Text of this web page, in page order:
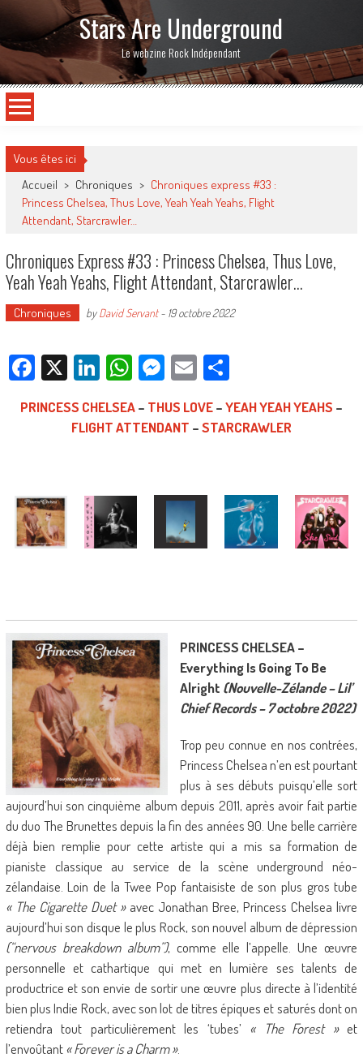
Stars Are Underground
Le webzine Rock Indépendant
Vous êtes ici
Accueil > Chroniques > Chroniques express #33 :
Princess Chelsea, Thus Love, Yeah Yeah Yeahs, Flight
Attendant, Starcrawler…
Chroniques Express #33 : Princess Chelsea, Thus Love,
Yeah Yeah Yeahs, Flight Attendant, Starcrawler…
Chroniques byDavid Servant- 19 octobre 2022
Facebook
X LinkedIn
WhatsApp
Messenger
EmailPartager
PRINCESS CHELSEA– THUS LOVE–YEAH YEAH YEAHS –
FLIGHT ATTENDANT –STARCRAWLER
PRINCESS CHELSEA –
Everything Is Going To Be
Alright (Nouvelle-Zélande – Lil’
Chief Records – 7 octobre 2022)
Trop peu connue en nos contrées,
Princess Chelsea n’en est pourtant
plus à ses débuts puisqu’elle sort
aujourd’hui son cinquième album depuis 2011, après avoir fait partie
du duo The Brunettes depuis la fin des années 90. Une belle carrière
déjà bien remplie pour cette artiste qui a mis sa formation de
pianiste classique au service de la scène underground néo-
zélandaise. Loin de la Twee Pop fantaisiste de son plus gros tube
« The Cigarette Duet »avec Jonathan Bree, Princess Chelsea livre
aujourd’hui son disque le plus Rock, son nouvel album de dépression
(“nervous breakdown album”), comme elle l’appelle. Une œuvre
personnelle et cathartique qui met en lumière ses talents de
productrice et son envie de sortir une œuvre plus directe à l’identité
bien plus Indie Rock, avec son lot de titres épiques et saturés dont on
retiendra tout particulièrement les ‘tubes’ « The Forest »et
l’envoûtant« Forever is a Charm ».